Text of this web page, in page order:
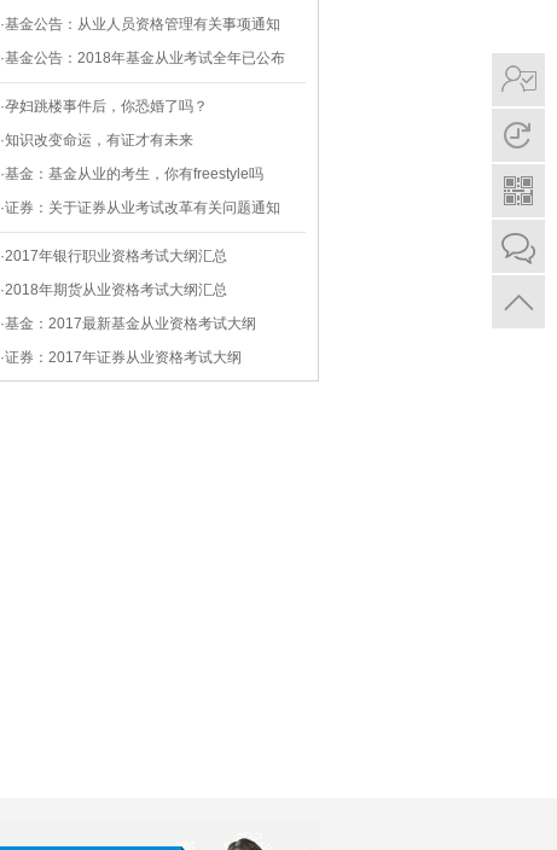
·基金公告：从业人员资格管理有关事项通知
·基金公告：2018年基金从业考试全年已公布
·孕妇跳楼事件后，你恐婚了吗？
·知识改变命运，有证才有未来
·基金：基金从业的考生，你有freestyle吗
·证券：关于证券从业考试改革有关问题通知
·2017年银行职业资格考试大纲汇总
·2018年期货从业资格考试大纲汇总
·基金：2017最新基金从业资格考试大纲
·证券：2017年证券从业资格考试大纲